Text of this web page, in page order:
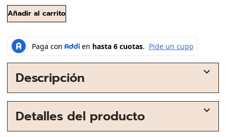
Añadir al carrito
Descripción
Detalles del producto